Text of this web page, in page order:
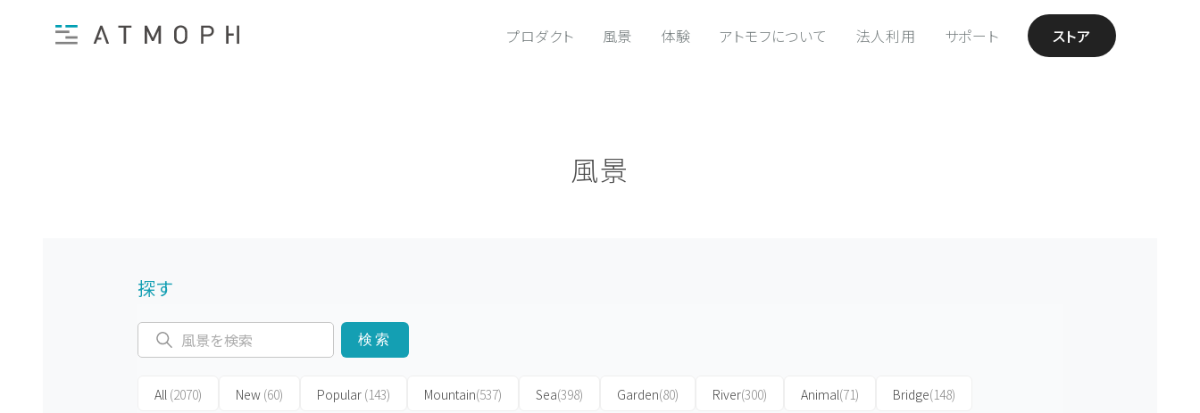
プロダクト 風景 体験 アトモフについて 法人利用 サポート ストア
風景
探す
検索
All (2070) New (60) Popular (143) Mountain(537) Sea(398) Garden(80) River(300) Animal(71) Bridge(148)